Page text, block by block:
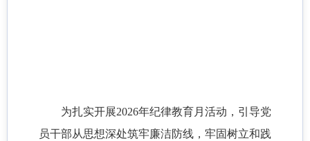
为扎实开展2026年纪律教育月活动，引导党
员干部从思想深处筑牢廉洁防线，牢固树立和践